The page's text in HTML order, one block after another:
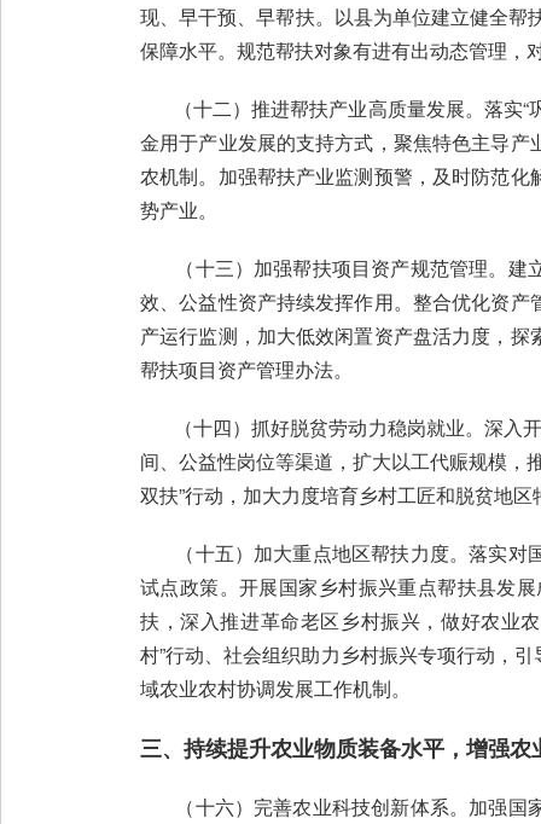
现、早干预、早帮扶。以县为单位建立健全帮
保障水平。规范帮扶对象有进有出动态管理，
（十二）推进帮扶产业高质量发展。落实“
金用于产业发展的支持方式，聚焦特色主导
农机制。加强帮扶产业监测预警，及时防范
势产业。
（十三）加强帮扶项目资产规范管理。建
效、公益性资产持续发挥作用。整合优化资
产运行监测，加大低效闲置资产盘活力度，
帮扶项目资产管理办法。
（十四）抓好脱贫劳动力稳岗就业。深入开
间、公益性岗位等渠道，扩大以工代赈规模，
双扶”行动，加大力度培育乡村工匠和脱贫地
（十五）加大重点地区帮扶力度。落实对
试点政策。开展国家乡村振兴重点帮扶县发
扶，深入推进革命老区乡村振兴，做好农业
村”行动、社会组织助力乡村振兴专项行动，
域农业农村协调发展工作机制。
三、持续提升农业物质装备水平，增强
（十六）完善农业科技创新体系。加强国